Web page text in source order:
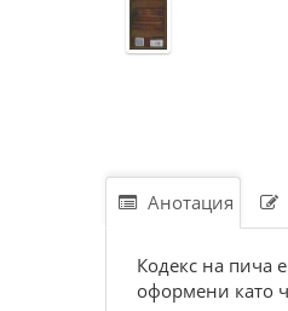
Анотация
Кодекс на пича
оформени като